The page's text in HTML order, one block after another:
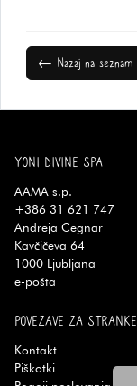
← Nazaj na seznam
YONI DIVINE SPA
AAMA s.p.
+386 31 621 747
Andreja Cegnar
Kavčičeva 64
1000 Ljubljana
e-pošta
POVEZAVE ZA STRANKE
Kontakt
Piškotki